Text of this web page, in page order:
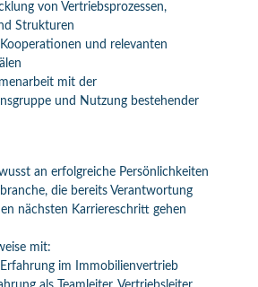
von Vertriebsprozessen,
Strukturen
und relevanten
mit der
und Nutzung bestehender
an erfolgreiche Persönlichkeiten
die bereits Verantwortung
nächsten Karriereschritt gehen
mit:
im Immobilienvertrieb